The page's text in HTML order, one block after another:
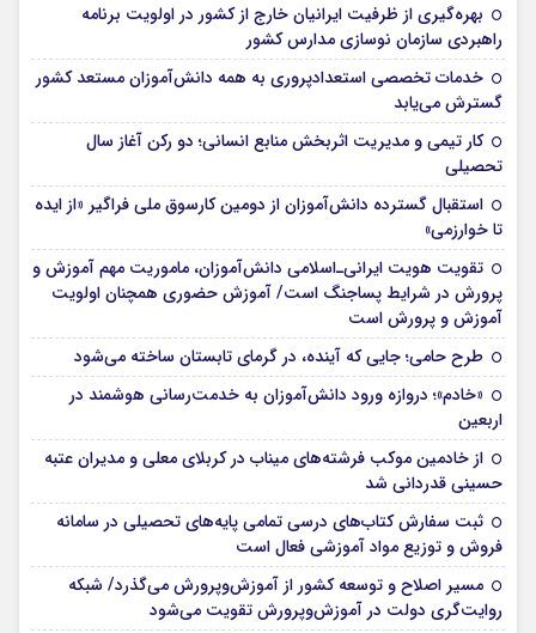
بهره‌گیری از ظرفیت ایرانیان خارج از کشور در اولویت برنامه
راهبردی سازمان نوسازی مدارس کشور
خدمات تخصصی استعدادپروری به همه دانش‌آموزان مستعد کشور
گسترش می‌یابد
کار تیمی و مدیریت اثربخش منابع انسانی؛ دو رکن آغاز سال
تحصیلی
استقبال گسترده دانش‌آموزان از دومین کارسوق ملی فراگیر «از ایده
تا خوارزمی»
تقویت هویت ایرانی‌ـ‌اسلامی دانش‌آموزان، ماموریت مهم آموزش و
پرورش در شرایط پساجنگ است/ آموزش حضوری همچنان اولویت
آموزش و پرورش است
طرح حامی؛ جایی که آینده، در گرمای تابستان ساخته می‌شود
«خادم»؛ دروازه ورود دانش‌آموزان به خدمت‌رسانی هوشمند در
اربعین
از خادمین موکب فرشته‌های میناب در کربلای معلی و مدیران عتبه
حسینی قدردانی شد
ثبت سفارش کتاب‌های درسی تمامی پایه‌های تحصیلی در سامانه
فروش و توزیع مواد آموزشی فعال است
مسیر اصلاح و توسعه کشور از آموزش‌وپرورش می‌گذرد/ شبکه
روایت‌‌گری دولت در آموزش‌وپرورش تقویت می‌شود